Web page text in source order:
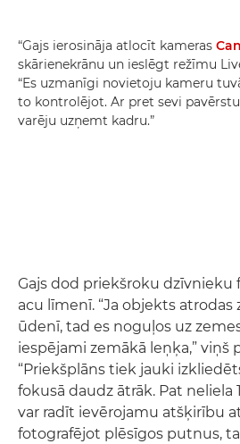
“Gajs ierosināja atlocīt kameras
skārienekrānu un ieslēgt režīmu
“Es uzmanīgi novietoju kameru
to kontrolējot. Ar pret sevi
varēju uzņemt kadru.”
Gajs dod priekšroku dzīvnieku
acu līmenī. “Ja objekts atrodas
ūdenī, tad es noguļos uz
iespējami zemākā leņķa,” viņš
“Priekšplāns tiek jauki
fokusā daudz ātrāk. Pat neliela
var radīt ievērojamu atšķirību
fotografējot plēsīgos putnus,